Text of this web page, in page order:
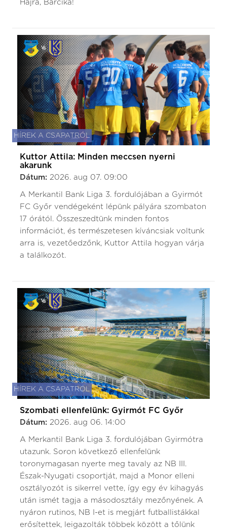
Hajrá, Barcika!
HÍREK A CSAPATRÓL
Kuttor Attila: Minden meccsen nyerni
akarunk
Dátum: 2026. aug 07. 09:00
A Merkantil Bank Liga 3. fordulójában a Gyirmót
FC Győr vendégeként lépünk pályára szombaton
17 órától. Összeszedtünk minden fontos
információt, és természetesen kíváncsiak voltunk
arra is, vezetőedzőnk, Kuttor Attila hogyan várja
a találkozót.
HÍREK A CSAPATRÓL
Szombati ellenfelünk: Gyirmót FC Győr
Dátum: 2026. aug 06. 14:00
A Merkantil Bank Liga 3. fordulójában Gyirmótra
utazunk. Soron következő ellenfelünk
toronymagasan nyerte meg tavaly az NB III.
Észak-Nyugati csoportját, majd a Monor elleni
osztályozót is sikerrel vette, így egy év kihagyás
után ismét tagja a másodosztály mezőnyének. A
nyáron rutinos, NB I-et is megjárt futballistákkal
erősítettek, leigazolták többek között a tőlünk